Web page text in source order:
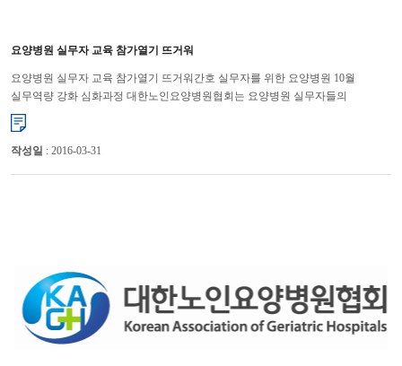
요양병원 실무자 교육 참가열기 뜨거워
요양병원 실무자 교육 참가열기 뜨거워간호 실무자를 위한 요양병원 10월
실무역량 강화 심화과정 대한노인요양병원협회는 요양병원 실무자들의
직무능력 향상을 통해 경쟁력 강화를 위해 연수교육을 대한병원협회 ...
작성일 : 2016-03-31